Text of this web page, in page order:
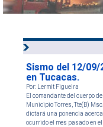
Sismo del 12/09/
en Tucacas.
Por: Lermit Figueira
El comandante del cuerpo
Municipio Torres, Tte(B)
dictará una ponencia
ocurrido el mes pasado en